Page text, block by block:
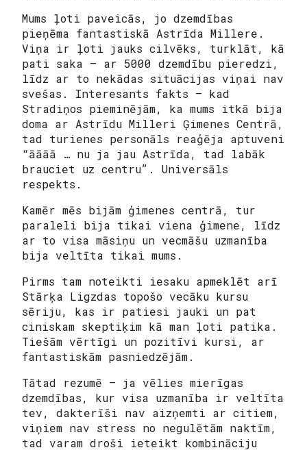
Mums ļoti paveicās, jo dzemdības
pieņēma fantastiskā Astrīda Millere.
Viņa ir ļoti jauks cilvēks, turklāt, kā
pati saka – ar 5000 dzemdību pieredzi,
līdz ar to nekādas situācijas viņai nav
svešas. Interesants fakts – kad
Stradiņos pieminējām, ka mums itkā bija
doma ar Astrīdu Milleri Ģimenes Centrā,
tad turienes personāls reaģēja aptuveni
“āāāā … nu ja jau Astrīda, tad labāk
brauciet uz centru”. Universāls
respekts.
Kamēr mēs bijām ģimenes centrā, tur
paraleli bija tikai viena ģimene, līdz
ar to visa māsiņu un vecmāšu uzmanība
bija veltīta tikai mums.
Pirms tam noteikti iesaku apmeklēt arī
Stārķa Ligzdas topošo vecāku kursu
sēriju, kas ir patiesi jauki un pat
ciniskam skeptiķim kā man ļoti patika.
Tiešām vērtīgi un pozitīvi kursi, ar
fantastiskām pasniedzējām.
Tātad rezumē – ja vēlies mierīgas
dzemdības, kur visa uzmanība ir veltīta
tev, dakterīši nav aizņemti ar citiem,
viņiem nav stress no negulētām naktīm,
tad varam droši ieteikt kombināciju